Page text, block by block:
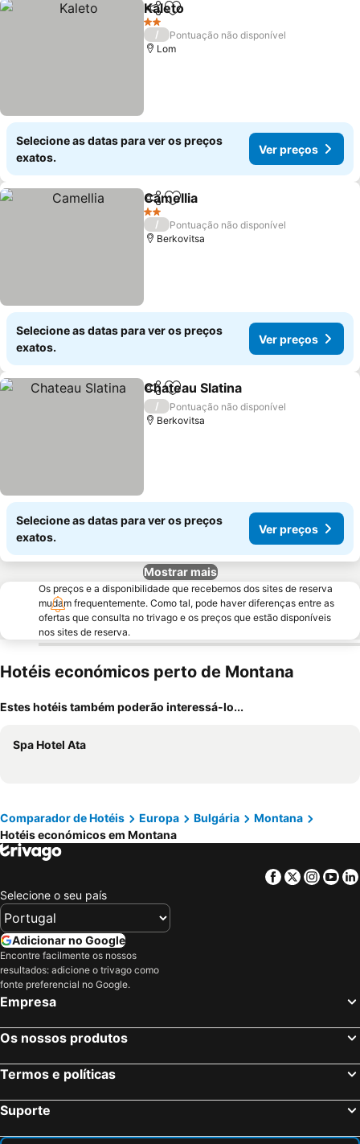
PartilharAdicionar aos favoritos
Kaleto
2 Estrelas
/
Pontuação não disponível
Lom
Selecione as datas para ver os preços
exatos.
Ver preços
PartilharAdicionar aos favoritos
Camellia
2 Estrelas
/
Pontuação não disponível
Berkovitsa
Selecione as datas para ver os preços
exatos.
Ver preços
PartilharAdicionar aos favoritos
Chateau Slatina
/
Pontuação não disponível
Berkovitsa
Selecione as datas para ver os preços
exatos.
Ver preços
Mostrar mais
Os preços e a disponibilidade que recebemos dos sites de reserva
mudam frequentemente. Como tal, pode haver diferenças entre as
ofertas que consulta no trivago e os preços que estão disponíveis
nos sites de reserva.
Hotéis económicos perto de Montana
Estes hotéis também poderão interessá-lo...
Spa Hotel Ata
Comparador de Hotéis Europa Bulgária
Montana
Hotéis económicos em Montana
Facebook
Twitter
Selecione o seu país
Adicionar no Google
Encontre facilmente os nossos
resultados: adicione o trivago como
fonte preferencial no Google.
Empresa
Os nossos produtos
Termos e políticas
Suporte